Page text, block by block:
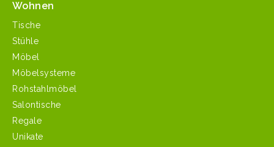
Wohnen
Tische
Stühle
Möbel
Möbelsysteme
Rohstahlmöbel
Salontische
Regale
Unikate